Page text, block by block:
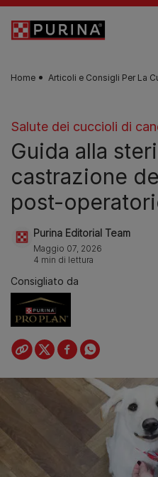
Skip to main content
Home Articoli e Consigli Per La
Salute dei cuccioli di
Guida alla
castrazione
post-
Purina Editorial Team
Maggio 07, 2026
4 min di lettura
Consigliato da